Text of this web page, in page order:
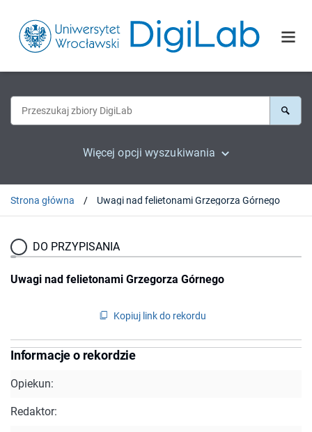
Więcej opcji wyszukiwania
Strona główna Uwagi nad felietonami Grzegorza Górnego
DO PRZYPISANIA
Uwagi nad felietonami Grzegorza Górnego
Kopiuj link do rekordu
Informacje o rekordzie
Opiekun:
Redaktor: